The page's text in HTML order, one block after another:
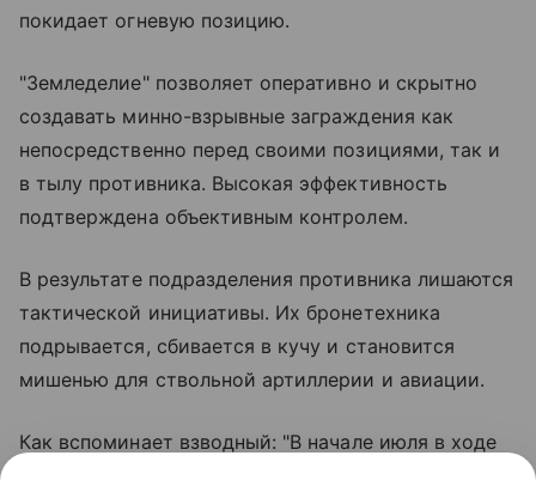
покидает огневую позицию.
"Земледелие" позволяет оперативно и скрытно
создавать минно-взрывные заграждения как
непосредственно перед своими позициями, так и
в тылу противника. Высокая эффективность
подтверждена объективным контролем.
В результате подразделения противника лишаются
тактической инициативы. Их бронетехника
подрывается, сбивается в кучу и становится
мишенью для ствольной артиллерии и авиации.
Как вспоминает взводный: "В начале июля в ходе